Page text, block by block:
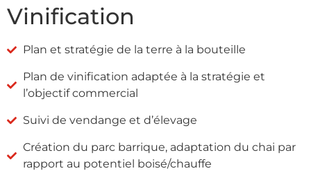
Vinification
Plan et stratégie de la terre à la bouteille
Plan de vinification adaptée à la stratégie et
l’objectif commercial
Suivi de vendange et d’élevage
Création du parc barrique, adaptation du chai par
rapport au potentiel boisé/chauffe